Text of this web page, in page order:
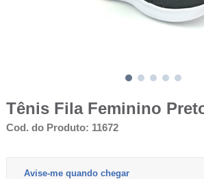
Tênis Fila Feminino
Cod. do Produto: 11672
Avise-me quando chegar